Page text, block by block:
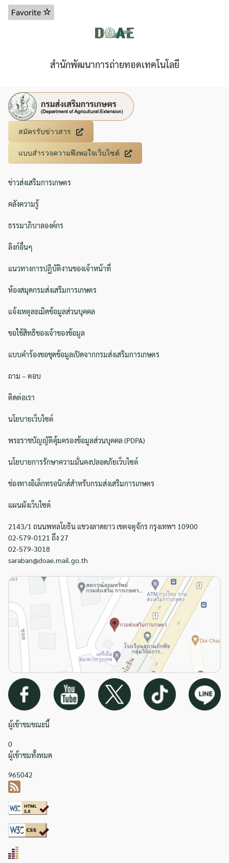
Favorite
สำนักพัฒนาการถ่ายทอดเทคโนโลยี
สมัครรับข่าวสาร
แบบสำรวจความพึงพอใจเว็บไซต์
ข่าวส่งเสริมการเกษตร
คลังความรู้
ธรรมาภิบาลองค์กร
ลิงก์อื่นๆ
แนวทางการปฏิบัติงานของเจ้าหน้าที่
ห้องสมุดกรมส่งเสริมการเกษตร
แจ้งเหตุละเมิดข้อมูลส่วนบุคคล
ขอใช้สิทธิของเจ้าของข้อมูล
แบบคำร้องขอชุดข้อมูลเปิดจากกรมส่งเสริมการเกษตร
ถาม – ตอบ
ติดต่อเรา
นโยบายเว็บไซต์
พระราชบัญญัติคุ้มครองข้อมูลส่วนบุคคล (PDPA)
นโยบายการรักษาความมั่นคงปลอดภัยเว็บไซต์
ช่องทางอิเล็กทรอนิกส์สำหรับกรมส่งเสริมการเกษตร
แผนผังเว็บไซต์
2143/1 ถนนพหลโยธิน แขวงลาดยาว เขตจตุจักร กรุงเทพฯ 10900
02-579-0121 ถึง 27
02-579-3018
saraban@doae.mail.go.th
ผู้เข้าชมขณะนี้
0
ผู้เข้าชมทั้งหมด
965042